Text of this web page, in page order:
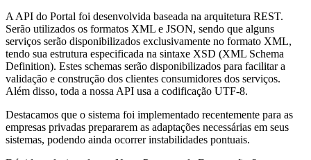
A API do Portal foi desenvolvida baseada na arquitetura REST.
Serão utilizados os formatos XML e JSON, sendo que alguns
serviços serão disponibilizados exclusivamente no formato XML,
tendo sua estrutura especificada na sintaxe XSD (XML Schema
Definition). Estes schemas serão disponibilizados para facilitar a
validação e construção dos clientes consumidores dos serviços.
Além disso, toda a nossa API usa a codificação UTF-8.
Destacamos que o sistema foi implementado recentemente para as
empresas privadas prepararem as adaptações necessárias em seus
sistemas, podendo ainda ocorrer instabilidades pontuais.